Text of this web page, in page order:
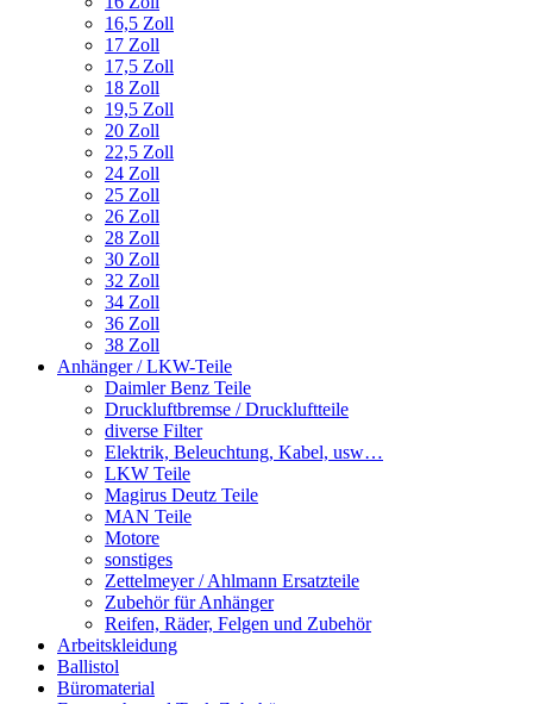
16,5 Zoll
17 Zoll
17,5 Zoll
18 Zoll
19,5 Zoll
20 Zoll
22,5 Zoll
24 Zoll
25 Zoll
26 Zoll
28 Zoll
30 Zoll
32 Zoll
34 Zoll
36 Zoll
38 Zoll
Anhänger / LKW-Teile
Daimler Benz Teile
Druckluftbremse / Druckluftteile
diverse Filter
Elektrik, Beleuchtung, Kabel, usw…
LKW Teile
Magirus Deutz Teile
MAN Teile
Motore
sonstiges
Zettelmeyer / Ahlmann Ersatzteile
Zubehör für Anhänger
Reifen, Räder, Felgen und Zubehör
Arbeitskleidung
Ballistol
Büromaterial